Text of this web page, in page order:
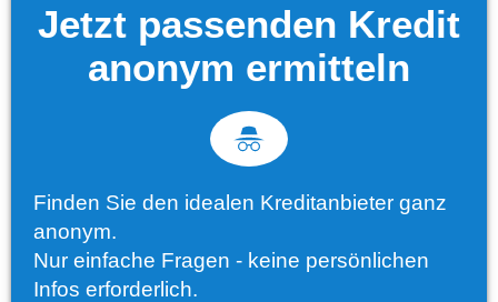
Jetzt passenden Kredit
anonym ermitteln
Finden Sie den idealen Kreditanbieter ganz
anonym.
Nur einfache Fragen - keine persönlichen
Infos erforderlich.